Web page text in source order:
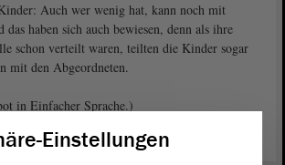
Auch wer wenig hat, kann noch mit
das haben sich auch bewiesen, denn als ihre
schon verteilt waren, teilten die Kinder sogar
mit den Abgeordneten.
in Einfacher Sprache.)
Einstellungen